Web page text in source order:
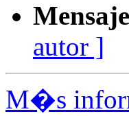
autor ]
M�s